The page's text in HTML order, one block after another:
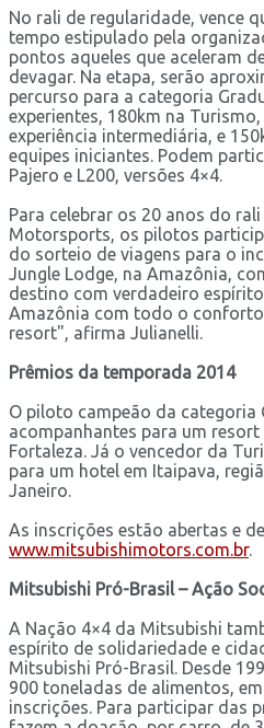
No rali de regularidade, vence
tempo estipulado pela
pontos aqueles que aceleram
devagar. Na etapa, serão
percurso para a categoria
experientes, 180km na
experiência intermediária, e
equipes iniciantes. Podem
Pajero e L200, versões 4×4.
Para celebrar os 20 anos do
Motorsports, os pilotos
do sorteio de viagens para o
Jungle Lodge, na Amazônia,
destino com verdadeiro
Amazônia com todo o
resort", afirma Julianelli.
Prêmios da temporada 2014
O piloto campeão da categoria
acompanhantes para um
Fortaleza. Já o vencedor da
para um hotel em Itaipava,
Janeiro.
As inscrições estão abertas e
www.mitsubishimotors.com.br.
Mitsubishi Pró-Brasil – Ação
A Nação 4×4 da Mitsubishi
espírito de solidariedade e
Mitsubishi Pró-Brasil. Desde
900 toneladas de alimentos,
inscrições. Para participar das